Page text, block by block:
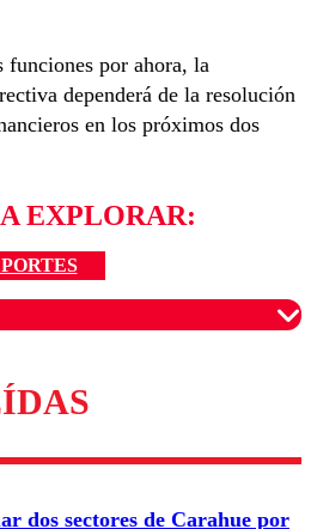
funciones por ahora, la
dependerá de la resolución
en los próximos dos
EXPLORAR:
moderados para garantizar un
respetuoso.
dos sectores de Carahue por